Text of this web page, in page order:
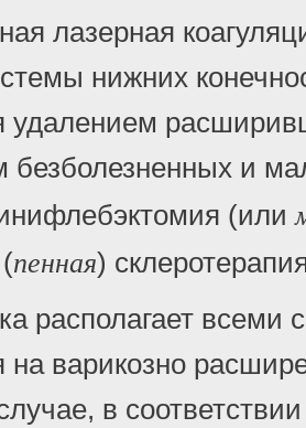
лазерная
нижних
удалением
безболезненных и
(или
пенная)
располагает всеми
на варикозно
в